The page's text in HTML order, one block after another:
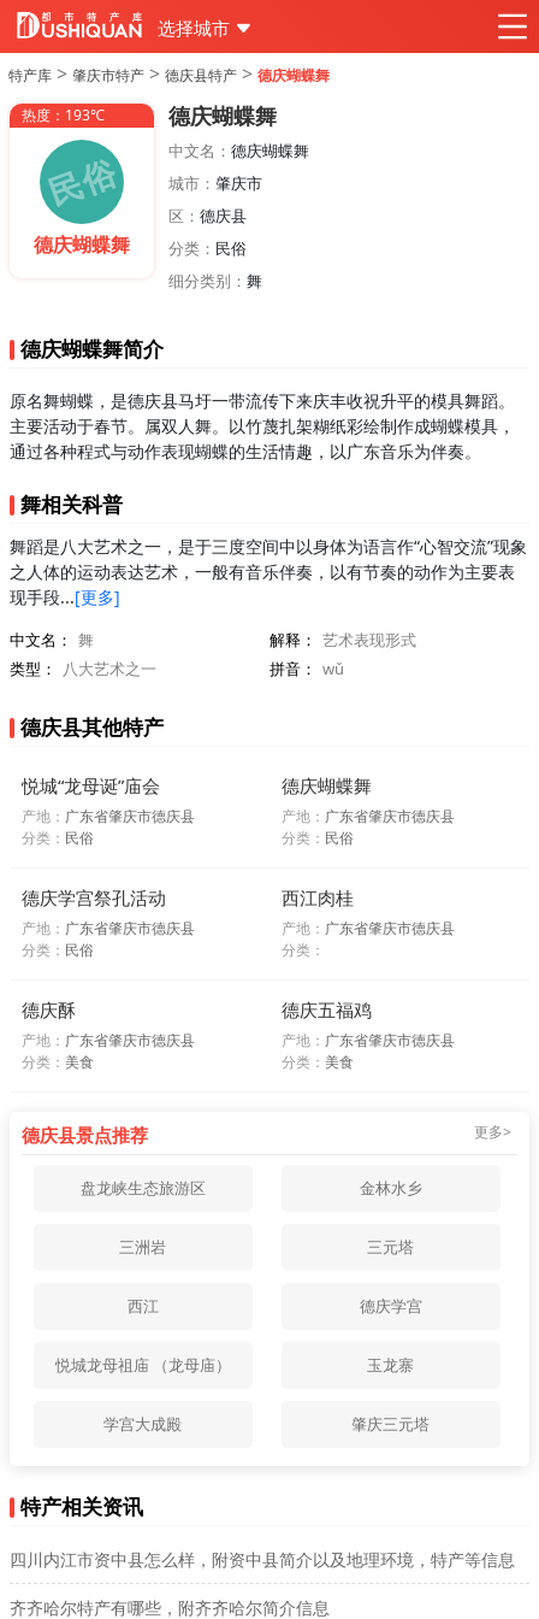
选择城市
特产库 > 肇庆市特产 > 德庆县特产 > 德庆蝴蝶舞
热度：193℃
德庆蝴蝶舞
德庆蝴蝶舞
中文名： 德庆蝴蝶舞
城市： 肇庆市
区： 德庆县
分类： 民俗
细分类别： 舞
德庆蝴蝶舞简介
原名舞蝴蝶，是德庆县马圩一带流传下来庆丰收祝升平的模具舞蹈。
主要活动于春节。属双人舞。以竹蔑扎架糊纸彩绘制作成蝴蝶模具，
通过各种程式与动作表现蝴蝶的生活情趣，以广东音乐为伴奏。
舞相关科普
舞蹈是八大艺术之一，是于三度空间中以身体为语言作“心智交流”现象
之人体的运动表达艺术，一般有音乐伴奏，以有节奏的动作为主要表
现手段...[更多]
中文名： 舞 解释： 艺术表现形式
类型：
八大艺术之一 拼音： wǔ
德庆县其他特产
悦城“龙母诞”庙会
产地： 广东省肇庆市德庆县
分类： 民俗
德庆蝴蝶舞
产地： 广东省肇庆市德庆县
分类： 民俗
德庆学宫祭孔活动
产地： 广东省肇庆市德庆县
分类： 民俗
西江肉桂
产地： 广东省肇庆市德庆县
分类：
德庆酥
产地： 广东省肇庆市德庆县
分类： 美食
德庆五福鸡
产地： 广东省肇庆市德庆县
分类： 美食
德庆县景点推荐 更多>
盘龙峡生态旅游区 金林水乡
三洲岩 三元塔
西江 德庆学宫
悦城龙母祖庙 （龙母庙） 玉龙寨
学宫大成殿 肇庆三元塔
特产相关资讯
四川内江市资中县怎么样，附资中县简介以及地理环境，特产等信息
齐齐哈尔特产有哪些，附齐齐哈尔简介信息